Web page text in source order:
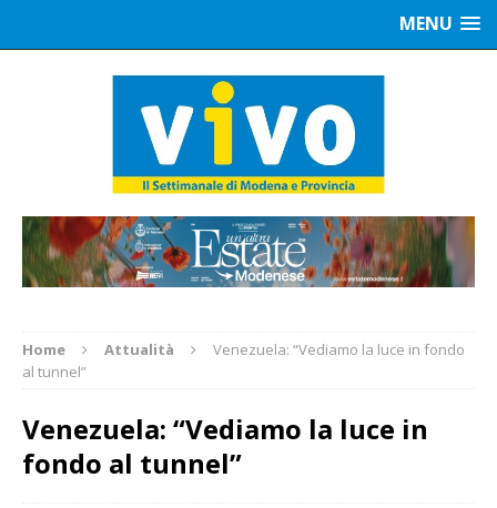
MENU
Home Attualità
Venezuela: “Vediamo la luce in fondo
al tunnel”
Venezuela: “Vediamo la luce in
fondo al tunnel”